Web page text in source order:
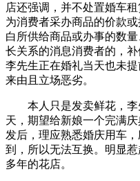
店还强调，并不处置婚车
为消费者采办商品的价款
白所供给商品或办事的数
长关系的消息消费者的，补
李先生正在婚礼当天也未
来由且立场恶劣。
本人只是发卖鲜花，李
天，期望给新娘一个完满
发后，理应熟悉婚庆用车
到，所以无法互换。明显
多年的花店。